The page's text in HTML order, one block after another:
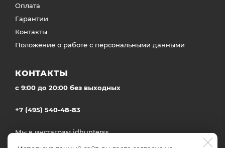
Оплата
Гарантии
Контакты
Положение о работе с персональными данными
КОНТАКТЫ
c 9:00 до 20:00 без выходных
+7 (495) 540-48-83
Мы в инстаграмidhunterss
Доставка во все регионы России